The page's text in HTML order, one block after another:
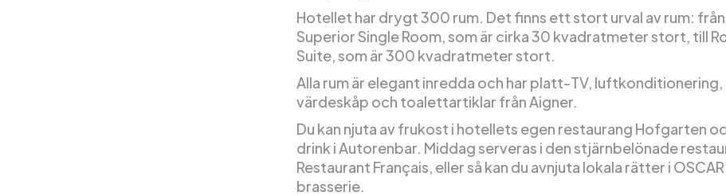
Hotellet har drygt 300 rum. Det finns ett stort urval av rum: från
Superior Single Room, som är cirka 30 kvadratmeter stort, till
Suite, som är 300 kvadratmeter stort.
Alla rum är elegant inredda och har platt-TV, luftkonditionering,
värdeskåp och toalettartiklar från Aigner.
Du kan njuta av frukost i hotellets egen restaurang Hofgarten
drink i Autorenbar. Middag serveras i den stjärnbelönade
Restaurant Français, eller så kan du avnjuta lokala rätter i
brasserie.